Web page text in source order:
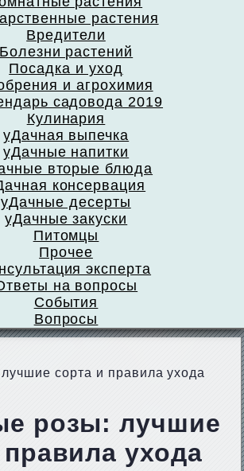
растения
Вредители
Болезни растений
Посадка и уход
и агрохимия
садовода 2019
Кулинария
уДачная выпечка
уДачные напитки
вторые блюда
консервация
уДачные десерты
уДачные закуски
Питомцы
Прочее
эксперта
на вопросы
События
Вопросы
сорта и правила ухода
розы: лучшие
ухода